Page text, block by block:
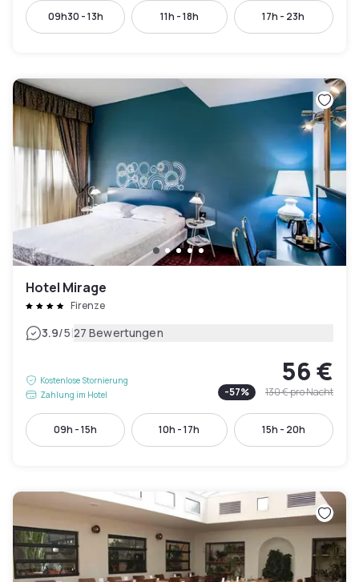
09h30 - 13h 11h - 18h 17h - 23h
Hotel Mirage
Firenze
3.9/5|27 Bewertungen
Kostenlose Stornierung
Zahlung im Hotel
56 €
-57% 130 €pro Nacht
09h - 15h 10h - 17h 15h - 20h